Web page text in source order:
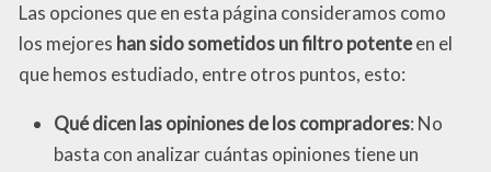
Las opciones que en esta página consideramos como
los mejores han sido sometidos un filtro potenteen el
que hemos estudiado, entre otros puntos, esto:
Qué dicen las opiniones de los compradores: No
basta con analizar cuántas opiniones tiene un